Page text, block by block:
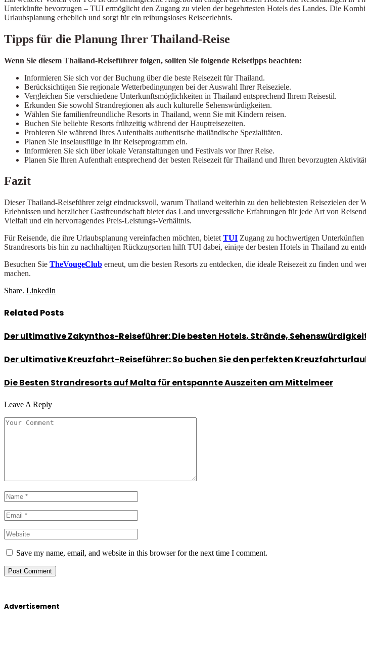
Unterkünfte bevorzugen – TUI ermöglicht den Zugang zu vielen der begehrtesten Hotels des Landes. Die
Urlaubsplanung erheblich und sorgt für ein reibungsloses Reiseerlebnis.
Tipps für die Planung Ihrer Thailand-Reise
Wenn Sie diesem Thailand-Reiseführer folgen, sollten Sie folgende Reisetipps beachten:
Informieren Sie sich vor der Buchung über die beste Reisezeit für Thailand.
Berücksichtigen Sie regionale Wetterbedingungen bei der Auswahl Ihrer Reiseziele.
Vergleichen Sie verschiedene Unterkunftsmöglichkeiten in Thailand entsprechend Ihrem Reisestil.
Erkunden Sie sowohl Strandregionen als auch kulturelle Sehenswürdigkeiten.
Wählen Sie familienfreundliche Resorts in Thailand, wenn Sie mit Kindern reisen.
Buchen Sie beliebte Resorts frühzeitig während der Hauptreisezeiten.
Probieren Sie während Ihres Aufenthalts authentische thailändische Spezialitäten.
Planen Sie Inselausflüge in Ihr Reiseprogramm ein.
Informieren Sie sich über lokale Veranstaltungen und Festivals vor Ihrer Reise.
Planen Sie Ihren Aufenthalt entsprechend der besten Reisezeit für Thailand und Ihren bevorzugten
Fazit
Dieser Thailand-Reiseführer zeigt eindrucksvoll, warum Thailand weiterhin zu den beliebtesten Reisezielen
Erlebnissen und herzlicher Gastfreundschaft bietet das Land unvergessliche Erfahrungen für jede Art von
Vielfalt und ein hervorragendes Preis-Leistungs-Verhältnis.
Für Reisende, die ihre Urlaubsplanung vereinfachen möchten, bietet TUI Zugang zu hochwertigen
Strandresorts bis hin zu nachhaltigen Rückzugsorten hilft TUI dabei, einige der besten Hotels in Thailand zu
Besuchen Sie TheVougeClub erneut, um die besten Resorts zu entdecken, die ideale Reisezeit zu finden und
machen.
Share. LinkedIn
Related Posts
Der ultimative Zakynthos-Reiseführer: Die besten Hotels, Strände,
Der ultimative Kreuzfahrt-Reiseführer: So buchen Sie den perfekten
Die Besten Strandresorts auf Malta für entspannte Auszeiten am Mittelmeer
Leave A Reply
Save my name, email, and website in this browser for the next time I comment.
Advertisement